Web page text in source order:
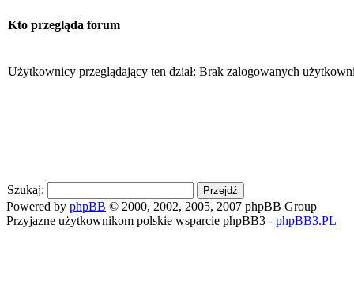
Kto przegląda forum
Użytkownicy przeglądający ten dział: Brak zalogowanych
Szukaj:
Powered by phpBB © 2000, 2002, 2005, 2007 phpBB Group
Przyjazne użytkownikom polskie wsparcie phpBB3 - phpBB3.PL